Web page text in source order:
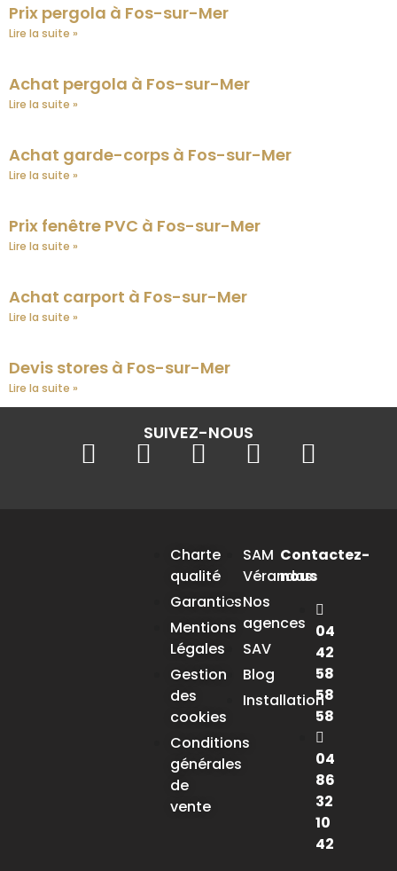
Prix pergola à Fos-sur-Mer
Lire la suite »
Achat pergola à Fos-sur-Mer
Lire la suite »
Achat garde-corps à Fos-sur-Mer
Lire la suite »
Prix fenêtre PVC à Fos-sur-Mer
Lire la suite »
Achat carport à Fos-sur-Mer
Lire la suite »
Devis stores à Fos-sur-Mer
Lire la suite »
SUIVEZ-NOUS
Charte
qualité
Garanties
Mentions
Légales
Gestion
des
cookies
Conditions
générales
de
vente
SAM
Vérandas
Nos
agences
SAV
Blog
Installation
Contactez-
nous
04
42
58
58
58
04
86
32
10
42